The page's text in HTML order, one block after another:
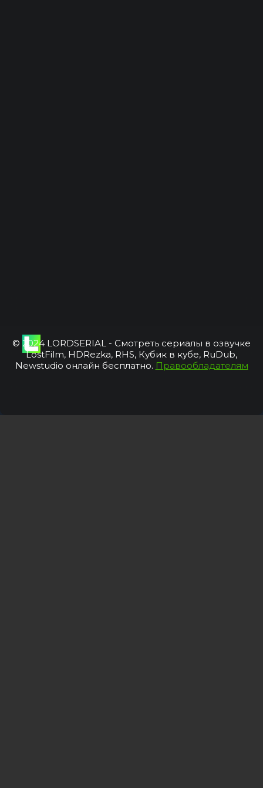
© 2024 LORDSERIAL - Смотреть сериалы в озвучке
LostFilm, HDRezka, RHS, Кубик в кубе, RuDub,
Newstudio онлайн бесплатно. Правообладателям